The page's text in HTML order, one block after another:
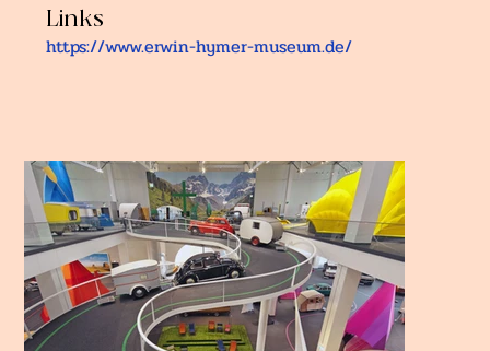
Links
https://www.erwin-hymer-museum.de/